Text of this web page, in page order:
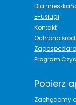
Dla
E-Usługi
Kontakt
Ochrona
Program
Pobierz
Zachęcamy